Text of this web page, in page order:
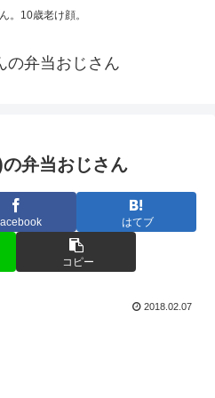
。10歳老け顔。
の弁当おじさん
弁当おじさん
はてブ
コピー
2018.02.07